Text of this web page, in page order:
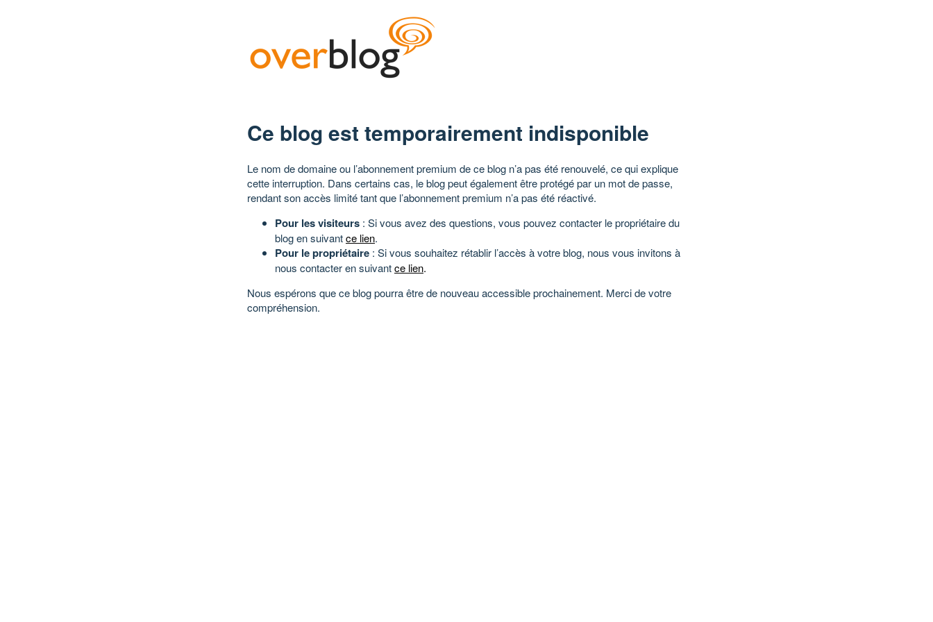
Ce blog est temporairement indisponible
Le nom de domaine ou l’abonnement premium de ce blog n’a pas été renouvelé, ce qui explique
cette interruption. Dans certains cas, le blog peut également être protégé par un mot de passe,
rendant son accès limité tant que l’abonnement premium n’a pas été réactivé.
Pour les visiteurs : Si vous avez des questions, vous pouvez contacter le propriétaire du
blog en suivantce lien.
Pour le propriétaire : Si vous souhaitez rétablir l’accès à votre blog, nous vous invitons à
nous contacter en suivantce lien.
Nous espérons que ce blog pourra être de nouveau accessible prochainement. Merci de votre
compréhension.